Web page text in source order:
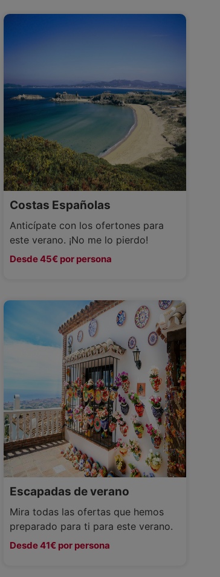
Costas Españolas
Anticípate con los ofertones para
este verano. ¡No me lo pierdo!
Desde 45€ por persona
Escapadas de verano
Mira todas las ofertas que hemos
preparado para ti para este verano.
Desde 41€ por persona